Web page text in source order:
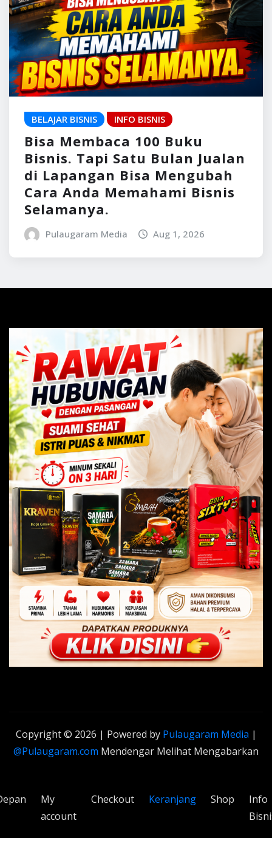
BELAJAR BISNIS INFO BISNIS
Bisa Membaca 100 Buku
Bisnis. Tapi Satu Bulan Jualan
di Lapangan Bisa Mengubah
Cara Anda Memahami Bisnis
Selamanya.
Pulaugaram Media Aug 1, 2026
Copyright © 2026 | Powered by Pulaugaram Media |
@Pulaugaram.com Mendengar Melihat Mengabarkan
My
account
Checkout Keranjang Shop
Info